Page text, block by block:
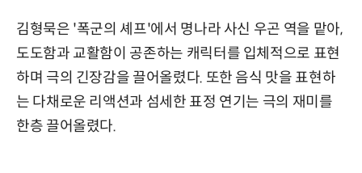
김형묵은 '폭군의 셰프'에서 명나라 사신 우곤 역을 맡아,
도도함과 교활함이 공존하는 캐릭터를 입체적으로 표현
하며 극의 긴장감을 끌어올렸다. 또한 음식 맛을 표현하
는 다채로운 리액션과 섬세한 표정 연기는 극의 재미를
한층 끌어올렸다.